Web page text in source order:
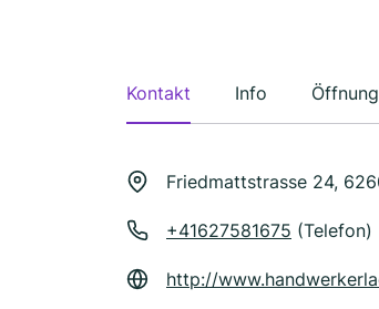
Kontakt Info
Friedmattstrasse 24,
+41627581675 (Telefon)
http://